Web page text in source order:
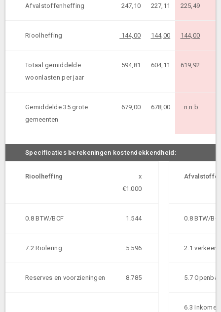
Afvalstoffenheffing 247,10 227,11 225,49
Rioolheffing 144,00 144,00 144,00
Totaal gemiddelde
woonlasten per jaar
594,81 604,11 619,92
Gemiddelde 35 grote
gemeenten
679,00 678,00 n.n.b.
Specificaties berekeningen kostendekkendheid:
Rioolheffing
x
€1.000
0.8 BTW/BCF 1.544 0.8 BTW/
7.2 Riolering 5.596 2.1 verkeer
Reserves en voorzieningen 8.785 5.7
6.3